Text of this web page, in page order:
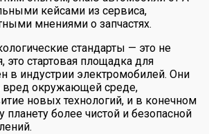
кейсами из сервиса,
мнениями о запчастях.
стандарты — это не
это стартовая площадка для
в индустрии электромобилей. Они
вред окружающей среде,
новых технологий, и в конечном
планету более чистой и безопасной